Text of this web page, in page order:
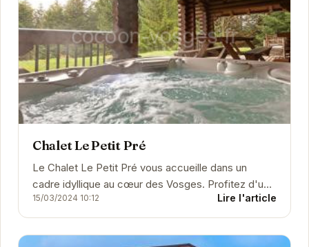
Chalet Le Petit Pré
Le Chalet Le Petit Pré vous accueille dans un
cadre idyllique au cœur des Vosges. Profitez d'un
séjour confortable et relaxant dans ce chalet...
15/03/2024 10:12 Lire l'article